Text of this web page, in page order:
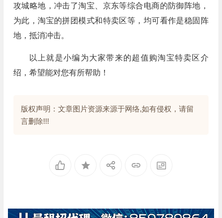
攻城略地，冲击了淘宝、京东等综合电商的防御阵地，
为此，淘宝的拼团模式和特卖区等，均可看作是稳固阵
地，抵消冲击。
以上就是小编为大家带来的超值购淘宝特卖区介
绍，希望能对您有所帮助！
版权声明：文章图片资源来源于网络,如有侵权，请留
言删除!!!